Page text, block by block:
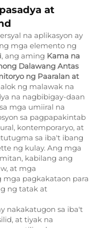
at
na aplikasyon ay
mga elemento ng
ang aming Kama na
Dalawang Antas
ng Paaralan at
ng malawak na
na nagbibigay-daan
mga umiiral na
sa pagpapakintab
kontemporaryo, at
sa iba't ibang
ng kulay. Ang mga
kabilang ang
at mga
pagkakataon para
ng tatak at
nakakatugon sa iba't
at tiyak na